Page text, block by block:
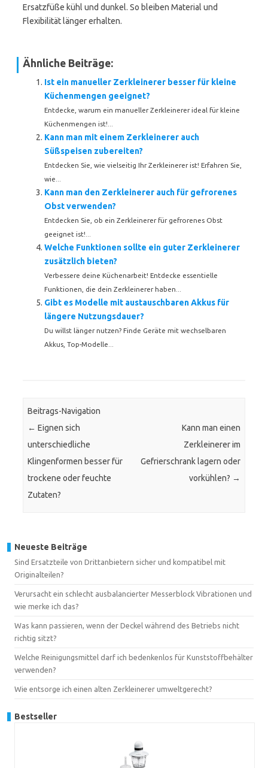
Ersatzfüße kühl und dunkel. So bleiben Material und
Flexibilität länger erhalten.
Ähnliche Beiträge:
Ist ein manueller Zerkleinerer besser für kleine
Küchenmengen geeignet?
Entdecke, warum ein manueller Zerkleinerer ideal für kleine
Küchenmengen ist!...
Kann man mit einem Zerkleinerer auch
Süßspeisen zubereiten?
Entdecken Sie, wie vielseitig Ihr Zerkleinerer ist! Erfahren Sie,
wie...
Kann man den Zerkleinerer auch für gefrorenes
Obst verwenden?
Entdecken Sie, ob ein Zerkleinerer für gefrorenes Obst
geeignet ist!...
Welche Funktionen sollte ein guter Zerkleinerer
zusätzlich bieten?
Verbessere deine Küchenarbeit! Entdecke essentielle
Funktionen, die dein Zerkleinerer haben...
Gibt es Modelle mit austauschbaren Akkus für
längere Nutzungsdauer?
Du willst länger nutzen? Finde Geräte mit wechselbaren
Akkus, Top-Modelle...
Beitrags-Navigation
← Eignen sich
unterschiedliche
Klingenformen besser für
trockene oder feuchte
Zutaten?
Kann man einen
Zerkleinerer im
Gefrierschrank lagern oder
vorkühlen? →
Neueste Beiträge
Sind Ersatzteile von Drittanbietern sicher und kompatibel mit
Originalteilen?
Verursacht ein schlecht ausbalancierter Messerblock Vibrationen und
wie merke ich das?
Was kann passieren, wenn der Deckel während des Betriebs nicht
richtig sitzt?
Welche Reinigungsmittel darf ich bedenkenlos für Kunststoffbehälter
verwenden?
Wie entsorge ich einen alten Zerkleinerer umweltgerecht?
Bestseller